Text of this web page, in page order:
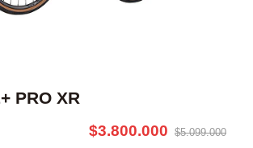
PRO XR
$3.800.000 $5.099.000